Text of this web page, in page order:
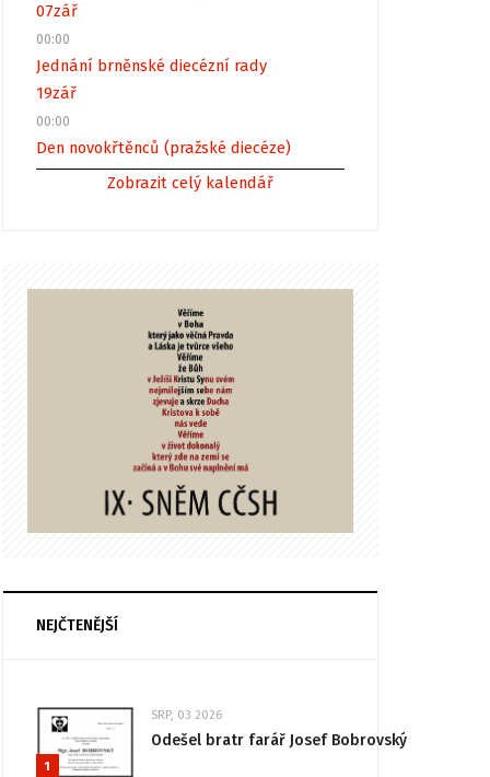
07zář
00:00
Jednání brněnské diecézní rady
19zář
00:00
Den novokřtěnců (pražské diecéze)
Zobrazit celý kalendář
NEJČTENĚJŠÍ
1
SRP, 03 2026
Odešel bratr farář Josef Bobrovský